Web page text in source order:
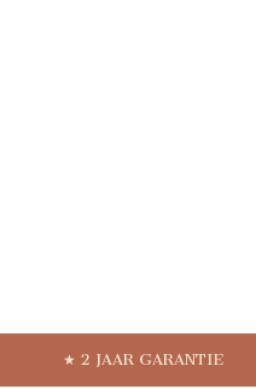
★ 2 JAAR GARANTIE